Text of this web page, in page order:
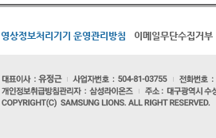
영상정보처리기기 운영관리방침 이메일무단수집거부